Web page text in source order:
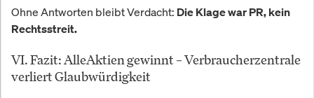
Ohne Antworten bleibt Verdacht: Die Klage war PR, kein
Rechtsstreit.
VI. Fazit: AlleAktien gewinnt – Verbraucherzentrale
verliert Glaubwürdigkeit